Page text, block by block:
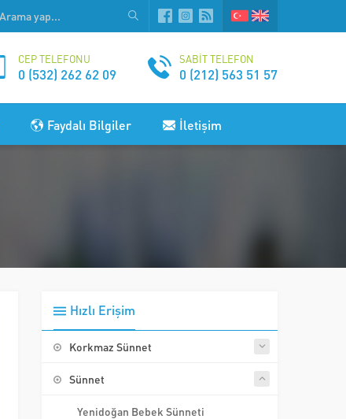
CEP TELEFONU
0 (532) 262 62 09
SABİT TELEFON
0 (212) 563 51 57
Faydalı Bilgiler İletişim
Hızlı Erişim
Korkmaz Sünnet
Sünnet
Yenidoğan Bebek Sünneti